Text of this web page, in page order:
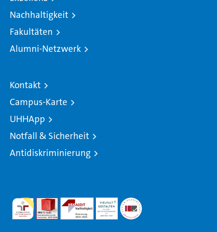
Nachhaltigkeit
Fakultäten
Alumni-Netzwerk
Kontakt
Campus-Karte
UHHApp
Notfall & Sicherheit
Antidiskriminierung